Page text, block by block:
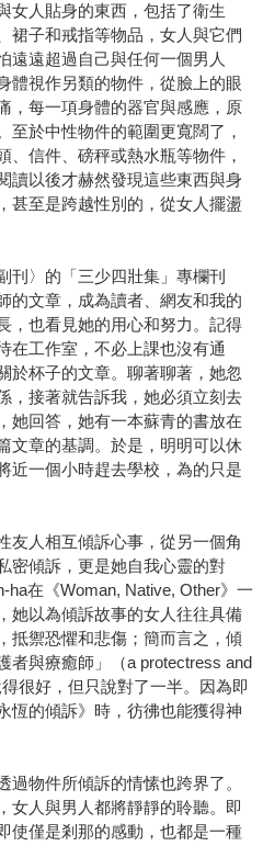
女人貼身的東西，包括了衛生
裙子和戒指等物品，女人與它們
遠遠超過自己與任何一個男人
體視作另類的物件，從臉上的眼
，每一項身體的器官與感應，原
至於中性物件的範圍更寬闊了，
、信件、磅秤或熱水瓶等物件，
讀以後才赫然發現這些東西與身
甚至是跨越性別的，從女人擺盪
刊〉的「三少四壯集」專欄刊
的文章，成為讀者、網友和我的
，也看見她的用心和努力。記得
在工作室，不必上課也沒有通
於杯子的文章。聊著聊著，她忽
，接著就告訴我，她必須立刻去
她回答，她有一本蘇青的書放在
文章的基調。於是，明明可以休
近一個小時趕去學校，為的只是
友人相互傾訴心事，從另一個角
密傾訴，更是她自我心靈的對
ha在《Woman, Native, Other》一
她以為傾訴故事的女人往往具備
抵禦恐懼和悲傷；簡而言之，傾
者與療癒師」（a protectress and
很好，但只說對了一半。因為即
恆的傾訴》時，彷彿也能獲得神
物件所傾訴的情愫也跨界了。
女人與男人都將靜靜的聆聽。即
使僅是剎那的感動，也都是一種